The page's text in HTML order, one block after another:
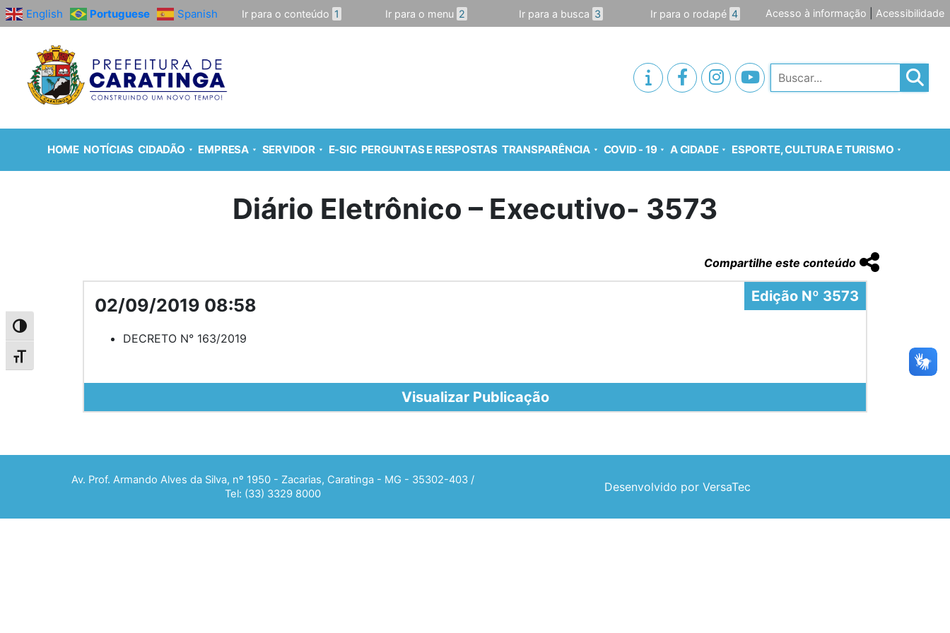
Alternar alto contraste
Alternar tamanho da fonte
English Portuguese Spanish Ir para o conteúdo 1 Ir para o menu 2 Ir para a busca 3 Ir para o rodapé 4 Acesso à informação Acessibilidade
Pesquisar
HOME NOTÍCIAS CIDADÃO EMPRESA SERVIDOR E-SIC PERGUNTAS E RESPOSTAS TRANSPARÊNCIA COVID - 19 A CIDADE ESPORTE, CULTURA E TURISMO
Diário Eletrônico – Executivo- 3573
Compartilhe este conteúdo
Edição Nº 3573
02/09/2019 08:58
DECRETO N° 163/2019
Visualizar Publicação
Av. Prof. Armando Alves da Silva, nº 1950 - Zacarias, Caratinga - MG - 35302-403 /
Tel: (33) 3329 8000
Desenvolvido por VersaTec